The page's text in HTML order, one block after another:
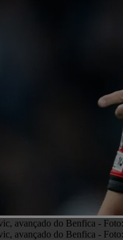
avançado do Benfica -
avançado do Benfica -